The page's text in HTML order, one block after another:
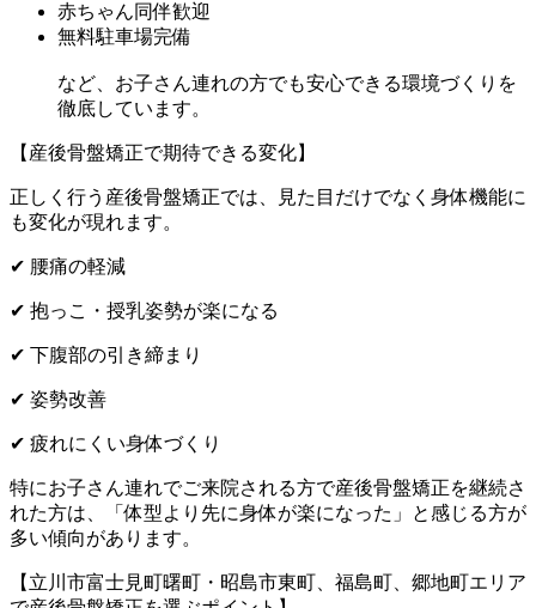
赤ちゃん同伴歓迎
無料駐車場完備
など、お子さん連れの方でも安心できる環境づくりを
徹底しています。
【産後骨盤矯正で期待できる変化】
正しく行う産後骨盤矯正では、見た目だけでなく身体機能に
も変化が現れます。
✔ 腰痛の軽減
✔ 抱っこ・授乳姿勢が楽になる
✔ 下腹部の引き締まり
✔ 姿勢改善
✔ 疲れにくい身体づくり
特にお子さん連れでご来院される方で産後骨盤矯正を継続さ
れた方は、「体型より先に身体が楽になった」と感じる方が
多い傾向があります。
【立川市富士見町曙町・昭島市東町、福島町、郷地町エリア